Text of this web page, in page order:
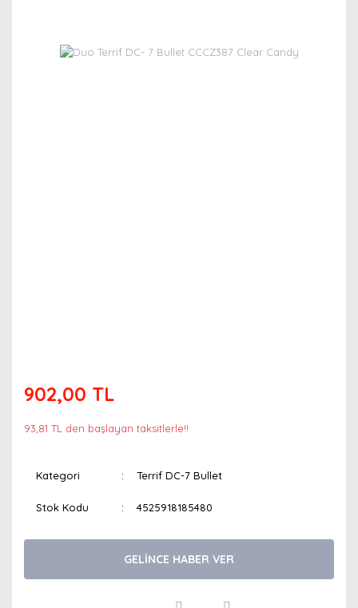
902,00 TL
93,81 TL den başlayan taksitlerle!!
Kategori Terrif DC-7 Bullet
Stok Kodu 4525918185480
GELİNCE HABER VER